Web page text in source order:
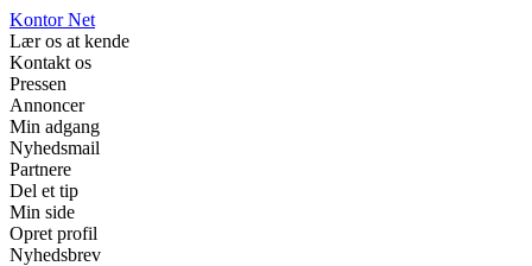
Kontor Net
Lær os at kende
Kontakt os
Pressen
Annoncer
Min adgang
Nyhedsmail
Partnere
Del et tip
Min side
Opret profil
Nyhedsbrev